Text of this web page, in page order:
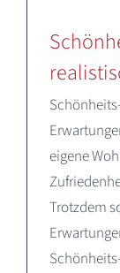
eigene
Trotzdem